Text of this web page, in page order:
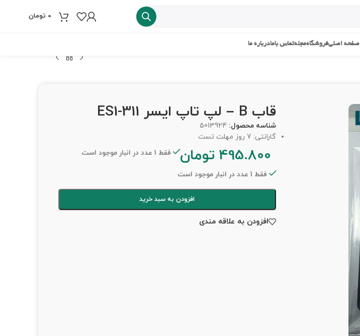
0 تومان
صفحه اصلیفروشگاهمجلهتماس بامادرباره ما
قاب B – لپ تاپ ایسر ES1-311
شناسه محصول:5013924
گارانتی: 7 روز مهلت تست
495.800 تومان فقط 1 عدد در انبار موجود است
فقط 1 عدد در انبار موجود است
افزودن به سبد خرید
افزودن به علاقه مندی